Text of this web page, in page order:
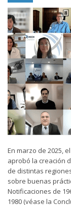
En marzo de 2025,
aprobó la creación
de distintas
sobre buenas
Notificaciones de
1980 (véase la